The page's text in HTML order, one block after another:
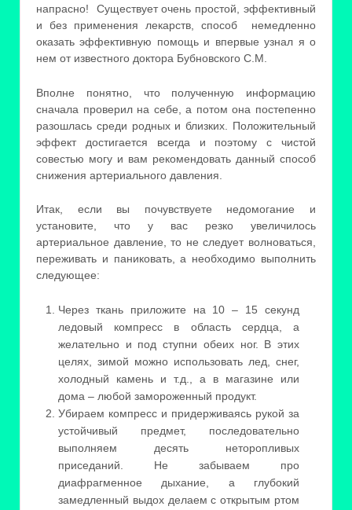
напрасно! Существует очень простой, эффективный
и без применения лекарств, способ немедленно
оказать эффективную помощь и впервые узнал я о
нем от известного доктора Бубновского С.М.
Вполне понятно, что полученную информацию
сначала проверил на себе, а потом она постепенно
разошлась среди родных и близких. Положительный
эффект достигается всегда и поэтому с чистой
совестью могу и вам рекомендовать данный способ
снижения артериального давления.
Итак, если вы почувствуете недомогание и
установите, что у вас резко увеличилось
артериальное давление, то не следует волноваться,
переживать и паниковать, а необходимо выполнить
следующее:
Через ткань приложите на 10 – 15 секунд
ледовый компресс в область сердца, а
желательно и под ступни обеих ног. В этих
целях, зимой можно использовать лед, снег,
холодный камень и т.д., а в магазине или
дома – любой замороженный продукт.
Убираем компресс и придерживаясь рукой за
устойчивый предмет, последовательно
выполняем десять неторопливых
приседаний. Не забываем про
диафрагменное дыхание, а глубокий
замедленный выдох делаем с открытым ртом